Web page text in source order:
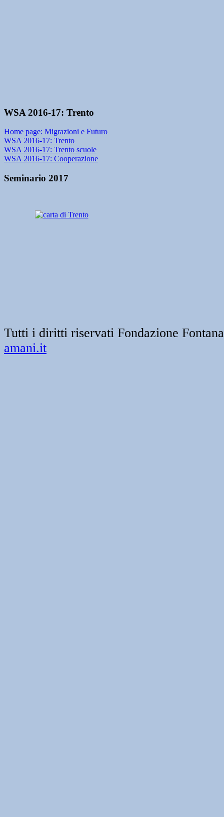
WSA 2016-17: Trento
Home page: Migrazioni e Futuro
WSA 2016-17: Trento
WSA 2016-17: Trento scuole
WSA 2016-17: Cooperazione
Seminario 2017
Tutti i diritti riservati Fondazione
amani.it